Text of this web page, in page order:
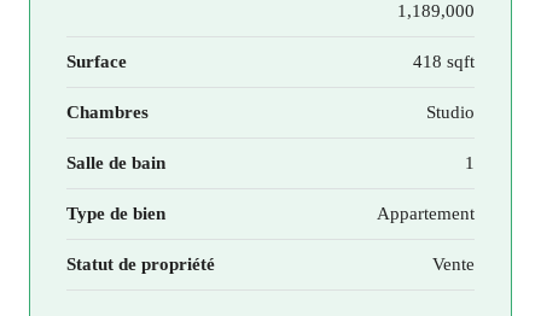
1,189,000
Surface 418 sqft
Chambres Studio
Salle de bain 1
Type de bien Appartement
Statut de propriété Vente